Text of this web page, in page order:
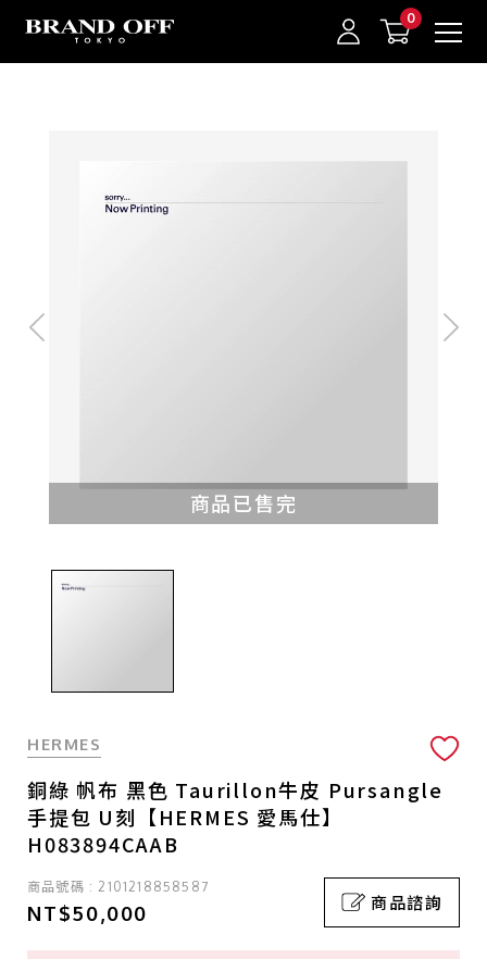
中古名牌業界No.1的BRAND OFF。BRAND OFF官網購物/h1>
登入/註冊
商品已售完
HERMES
銅綠 帆布 黑色 Taurillon牛皮 Pursangle
手提包 U刻【HERMES 愛馬仕】
H083894CAAB
商品號碼 : 2101218858587
NT$50,000 商品諮詢